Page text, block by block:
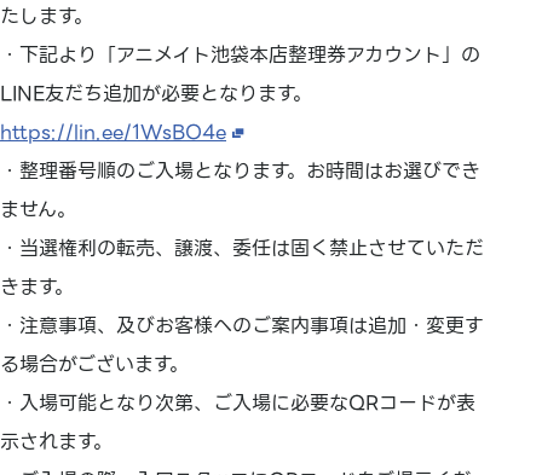
たします。
・下記より「アニメイト池袋本店整理券アカウント」の
LINE友だち追加が必要となります。
https://lin.ee/1WsBO4e
・整理番号順のご入場となります。お時間はお選びでき
ません。
・当選権利の転売、譲渡、委任は固く禁止させていただ
きます。
・注意事項、及びお客様へのご案内事項は追加・変更す
る場合がございます。
・入場可能となり次第、ご入場に必要なQRコードが表
示されます。